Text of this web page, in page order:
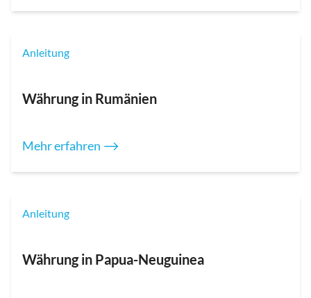
Anleitung
Währung in Rumänien
Mehr erfahren ⟶
Anleitung
Währung in Papua-Neuguinea